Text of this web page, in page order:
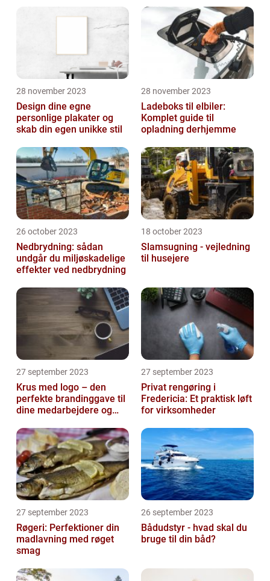
28 november 2023
Design dine egne
personlige plakater og
skab din egen unikke stil
28 november 2023
Ladeboks til elbiler:
Komplet guide til
opladning derhjemme
26 october 2023
Nedbrydning: sådan
undgår du miljøskadelige
effekter ved nedbrydning
18 october 2023
Slamsugning - vejledning
til husejere
27 september 2023
Krus med logo – den
perfekte brandinggave til
dine medarbejdere og
27 september 2023
Privat rengøring i
Fredericia: Et praktisk løft
for virksomheder
27 september 2023
Røgeri: Perfektioner din
madlavning med røget
smag
26 september 2023
Bådudstyr - hvad skal du
bruge til din båd?